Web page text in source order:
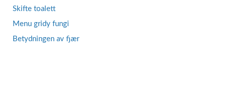
Skifte toalett
Menu gridy fungi
Betydningen av fjær